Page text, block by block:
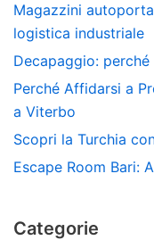
Magazzini
logistica industriale
Decapaggio:
Perché Affidarsi a
a Viterbo
Scopri la Turchia
Escape Room Bari:
Categorie